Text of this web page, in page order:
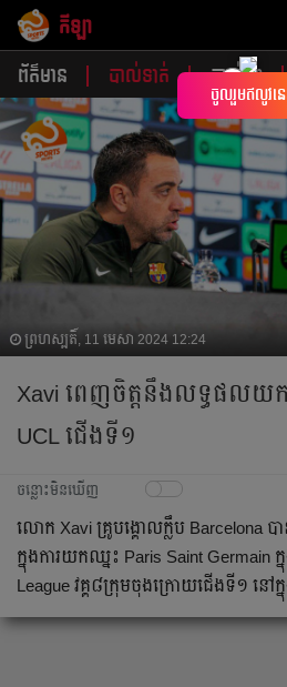
កីឡា
ព័ត៌មាន បាល់ទាត់ បាល់ទះ
ព្រហស្បតិ៍, 11 មេសា 2024 12:24
Xavi ពេញ​ចិត្ត​​នឹង​លទ្ធផល​យក​
UCL ជើង​ទី​១​​
ចន្លោះមិនឃើញ
លោក​ Xavi គ្រូបង្គោល​ក្លឹប​ Barcelona ប
ក្នុង​ការ​យក​ឈ្នះ​ Paris Saint Germain
League វគ្គ៨ក្រុម​ចុង​ក្រោយ​ជើង​ទី​១​ នៅ​
×
ចូលរួមឥលូវនេ